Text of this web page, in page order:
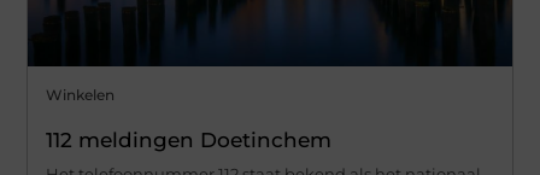
Winkelen
112 meldingen Doetinchem